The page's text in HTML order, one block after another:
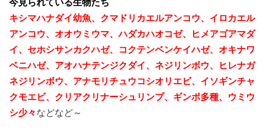
今見られている生物たち
キシマハナダイ幼魚、クマドリカエルアンコウ、イロカエル
アンコウ、オオウミウマ、ハダカハオコゼ、ヒメアゴアマダ
イ、セホシサンカクハゼ、コクテンベンケイハゼ、オキナワ
ベニハゼ、 アオハナテンジクダイ、ネジリンボウ、ヒレナガ
ネジリンボウ、アナモリチュウコシオリエビ、 イソギンチャ
クモエビ、クリアクリナーシュリンプ、ギンポ多種、 ウミウ
シ少々などなど～